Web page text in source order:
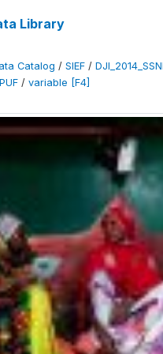
Library
Catalog / SIEF /
/ variable [F4]